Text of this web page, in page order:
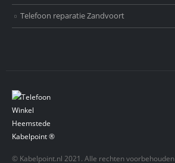
Telefoon reparatie Zandvoort
© Kabelpoint.nl 2021. Alle rechten voorbehouden